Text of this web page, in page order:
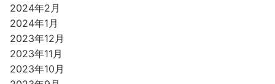
2024年2月
2024年1月
2023年12月
2023年11月
2023年10月